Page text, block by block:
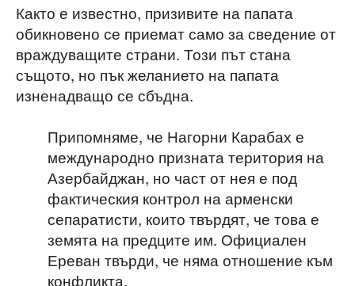
Както е известно, призивите на папата
обикновено се приемат само за сведение от
враждуващите страни. Този път стана
същото, но пък желанието на папата
изненадващо се сбъдна.
Припомняме, че Нагорни Карабах е
международно призната територия на
Азербайджан, но част от нея е под
фактическия контрол на арменски
сепаратисти, които твърдят, че това е
земята на предците им. Официален
Ереван твърди, че няма отношение към
конфликта.